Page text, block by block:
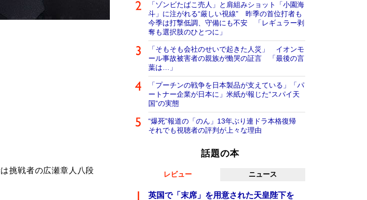
挑戦者の広瀬章人八段
「ゾンビたばこ売人」と肩組みショット「小園海
斗」に注がれる“厳しい視線” 昨季の首位打者も
今季は打撃低調、守備にも不安 「レギュラー剥
奪も選択肢のひとつに」
「そもそも会社のせいで起きた人災」 イオンモ
ール事故被害者の親族が慟哭の証言 「最後の言
葉は…」
「プーチンの戦争を日本製品が支えている」「パ
ートナー企業が日本に」米紙が報じた“スパイ天
国”の実態
“爆死”報道の「のん」13年ぶり連ドラ本格復帰
それでも視聴者の評判が上々な理由
話題の本
レビュー ニュース
英国で「末席」を用意された天皇陛下を